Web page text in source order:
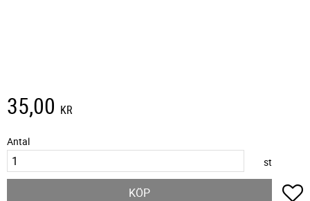
35,00 KR
Antal
st
KÖP